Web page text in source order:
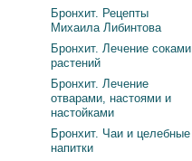
Бронхит. Рецепты
Михаила Либинтова
Бронхит. Лечение соками
растений
Бронхит. Лечение
отварами, настоями и
настойками
Бронхит. Чаи и целебные
напитки